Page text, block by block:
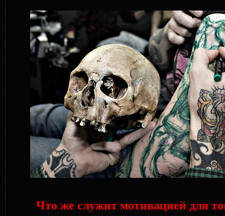
Что же служит мотивацией для